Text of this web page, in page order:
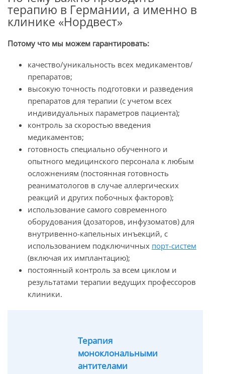
терапию в Германии, а именно в
клинике «Нордвест»
Потому что мы можем гарантировать:
качество/уникальность всех медикаментов/
препаратов;
высокую точность подготовки и разведения
препаратов для терапии (с учетом всех
индивидуальных параметров пациента);
контроль за скоростью введения
медикаментов;
готовность специально обученного и
опытного медицинского персонала к любым
осложнениям (постоянная готовность
реаниматологов в случае аллергических
реакций и других побочных факторов);
использование самого современного
оборудования (дозаторов, инфузоматов) для
внутривенно-капельных инъекций, с
использованием подключичных порт-систем
(включая их имплантацию);
постоянный контроль за всем циклом и
результатами терапии ведущих профессоров
клиники.
Терапия
моноклональными
антителами